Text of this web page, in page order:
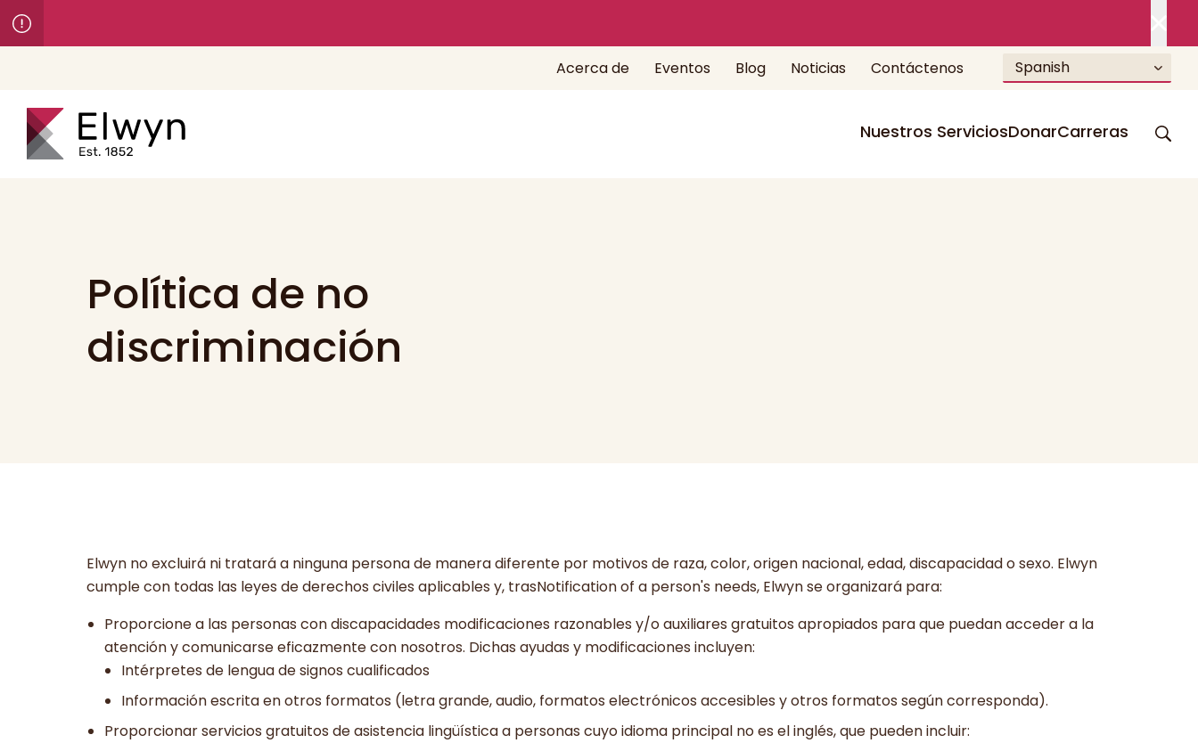
Acerca de Eventos Blog Noticias Contáctenos Spanish
Nuestros ServiciosDonarCarreras
Política de no
discriminación
Elwyn no excluirá ni tratará a ninguna persona de manera diferente por motivos de raza, color, origen nacional, edad, discapacidad o sexo. Elwyn
cumple con todas las leyes de derechos civiles aplicables y, trasNotification of a person's needs, Elwyn se organizará para:
Proporcione a las personas con discapacidades modificaciones razonables y/o auxiliares gratuitos apropiados para que puedan acceder a la
atención y comunicarse eficazmente con nosotros. Dichas ayudas y modificaciones incluyen:
Intérpretes de lengua de signos cualificados
Información escrita en otros formatos (letra grande, audio, formatos electrónicos accesibles y otros formatos según corresponda).
Proporcionar servicios gratuitos de asistencia lingüística a personas cuyo idioma principal no es el inglés, que pueden incluir: